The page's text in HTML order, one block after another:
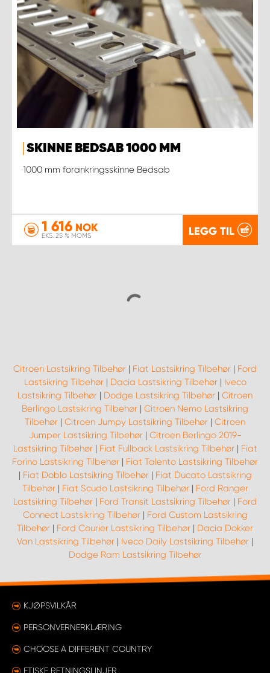
SKINNE BEDSAB 1000 MM
1000 mm forankringsskinne Bedsab
1 616 NOK
EKS. 25 % MOMS LEGG TIL
Citroen Lastsikring Tilbehør | Fiat Lastsikring Tilbehør | Ford
Lastsikring Tilbehør| Dacia Lastsikring Tilbehør| Iveco
Lastsikring Tilbehør | Dodge Lastsikring Tilbehør | Citroen
Berlingo Lastsikring Tilbehør | Citroen Nemo Lastsikring
Tilbehør | Citroen Jumpy Lastsikring Tilbehør | Citroen
Jumper Lastsikring Tilbehør| Citroen Berlingo 2019-
Lastsikring Tilbehør| Fiat Fullback Lastsikring Tilbehør| Fiat
Forino Lastsikring Tilbehør | Fiat Talento Lastsikring Tilbehør
| Fiat Doblo Lastsikring Tilbehør| Fiat Ducato Lastsikring
Tilbehør| Fiat Scudo Lastsikring Tilbehør| Ford Ranger
Lastsikring Tilbehør | Ford Transit Lastsikring Tilbehør | Ford
Connect Lastsikring Tilbehør| Ford Custom Lastsikring
Tilbehør | Ford Courier Lastsikring Tilbehør | Dacia Dokker
Van Lastsikring Tilbehør | Iveco Daily Lastsikring Tilbehør |
Dodge Ram Lastsikring Tilbehør
KJØPSVILKÅR
PERSONVERNERKLÆRING
CHOOSE A DIFFERENT COUNTRY
ETISKE RETNINGSLINJER